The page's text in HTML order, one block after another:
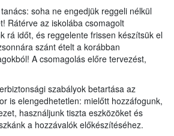
soha ne engedjük reggeli nélkül
Rátérve az iskolába csomagolt
rá időt, és reggelente frissen készítsük el
szánt ételt a korábban
A csomagolás előre tervezést,
szabályok betartása az
is elengedhetetlen: mielőtt hozzáfogunk,
használjunk tiszta eszközöket és
a hozzávalók előkészítéséhez.